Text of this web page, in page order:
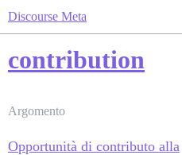
Discourse Meta
contribution
Argomento
Opportunità di contributo alla